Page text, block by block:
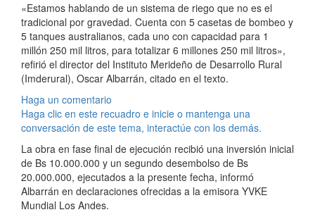
«Estamos hablando de un sistema de riego que no es el
tradicional por gravedad. Cuenta con 5 casetas de bombeo y
5 tanques australianos, cada uno con capacidad para 1
millón 250 mil litros, para totalizar 6 millones 250 mil litros»,
refirió el director del Instituto Merideño de Desarrollo Rural
(Imderural), Oscar Albarrán, citado en el texto.
Haga un comentario
Haga clic en este recuadro e inicie o mantenga una
conversación de este tema, interactúe con los demás.
La obra en fase final de ejecución recibió una inversión inicial
de Bs 10.000.000 y un segundo desembolso de Bs
20.000.000, ejecutados a la presente fecha, informó
Albarrán en declaraciones ofrecidas a la emisora YVKE
Mundial Los Andes.